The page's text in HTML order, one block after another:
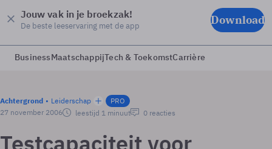
Jouw vak in je broekzak!
De beste leeservaring met de app Download
BusinessMaatschappijTech & ToekomstCarrière
Achtergrond Leiderschap
PRO
27 november 2006
leestijd 1 minuut 0 reacties
Testcapaciteit voor